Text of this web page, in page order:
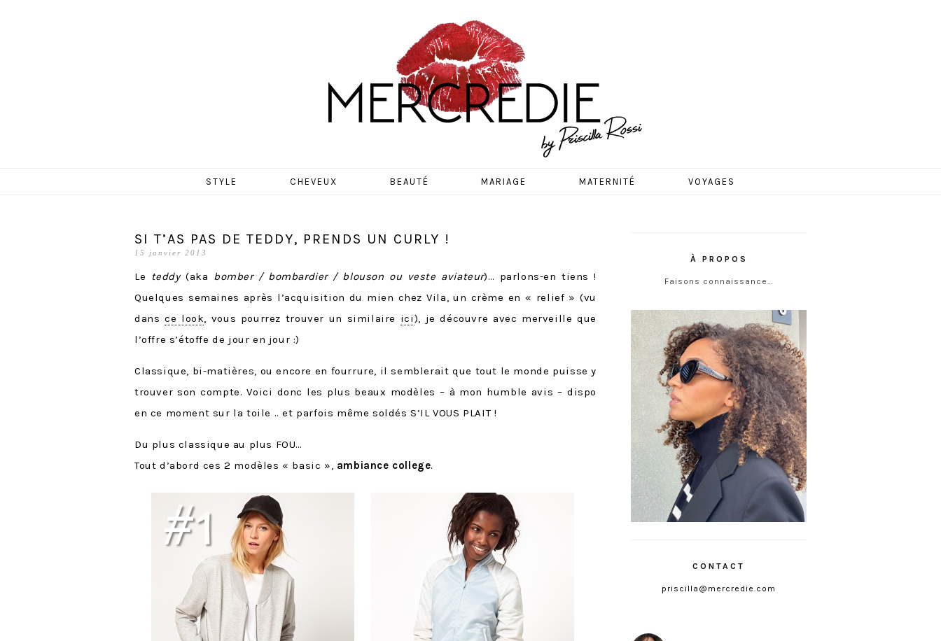
MERCREDIE
STYLE CHEVEUX BEAUTÉ MARIAGE MATERNITÉ VOYAGES
SI T’AS PAS DE TEDDY, PRENDS UN CURLY !
15 janvier 2013
Le teddy(aka bomber / bombardier / blouson ou veste aviateur)… parlons-en tiens !
Quelques semaines après l’acquisition du mien chez Vila, un crème en « relief » (vu
dansce look, vous pourrez trouver un similaire ici), je découvre avec merveille que
l’offre s’étoffe de jour en jour :)
Classique, bi-matières, ou encore en fourrure, il semblerait que tout le monde puisse y
trouver son compte. Voici donc les plus beaux modèles – à mon humble avis – dispo
en ce moment sur la toile .. et parfois même soldés S’IL VOUS PLAIT !
Du plus classique au plus FOU…
Tout d’abord ces 2 modèles « basic », ambiance college.
À PROPOS
Faisons connaissance…
CONTACT
priscilla@mercredie.com